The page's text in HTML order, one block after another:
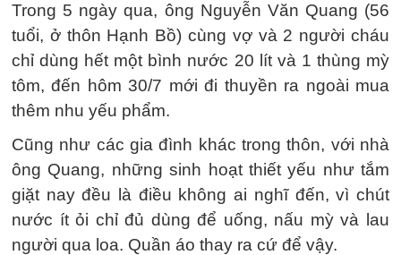
Trong 5 ngày qua, ông Nguyễn Văn Quang (56
tuổi, ở thôn Hạnh Bồ) cùng vợ và 2 người cháu
chỉ dùng hết một bình nước 20 lít và 1 thùng mỳ
tôm, đến hôm 30/7 mới đi thuyền ra ngoài mua
thêm nhu yếu phẩm.
Cũng như các gia đình khác trong thôn, với nhà
ông Quang, những sinh hoạt thiết yếu như tắm
giặt nay đều là điều không ai nghĩ đến, vì chút
nước ít ỏi chỉ đủ dùng để uống, nấu mỳ và lau
người qua loa. Quần áo thay ra cứ để vậy.